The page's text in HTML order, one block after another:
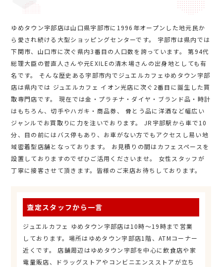
ゆめタウン宇部店は山口県宇部市に1996年オープンした地元民か
ら愛され続ける大型ショッピングセンターです。 宇部市は県内では
下関市、山口市に次ぐ県内3番目の人口数を誇っています。 第94代
総理大臣の菅直人さんや元EXILEの清木場さんの出身地としても有
名です。 そんな歴史ある宇部市内でジュエルカフェゆめタウン宇部
店は県内では ジュエルカフェ イオン光店に次ぐ2番目に誕生した買
取専門店です。 現在では金・プラチナ・ダイヤ・ブランド品・時計
はもちろん、切手やハガキ・商品券、 骨とう品に洋酒など幅広い
ジャンルでお買取りに力を注いでおります。 JR宇部駅から車で10
分、目の前にはバス停もあり、お車がない方でもアクセスし易い地
域密着型店舗となっております。 お見積りの間はカフェスペースを
設置しておりますのでぜひご活用くださいませ。 女性スタッフが
丁寧に接客させて頂きます。皆様のご来店お待ちしております。
査定スタッフから一言
ジュエルカフェ ゆめタウン宇部店は10時～19時まで営業
しております。場所はゆめタウン宇部店1階、ATMコーナー
近くです。 店舗周辺はゆめタウン宇部を中心に飲食店や家
電量販店、ドラッグストアやコンビニエンスストアが立ち